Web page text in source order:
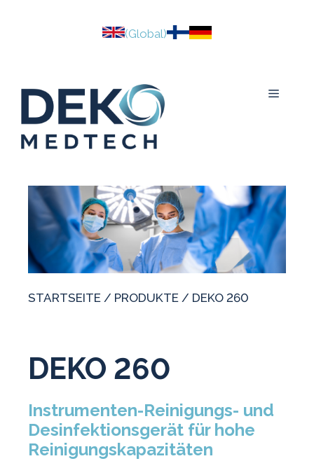
Menu
(Global)
STARTSEITE / PRODUKTE / DEKO 260
DEKO 260
Instrumenten-Reinigungs- und
Desinfektionsgerät für hohe
Reinigungskapazitäten